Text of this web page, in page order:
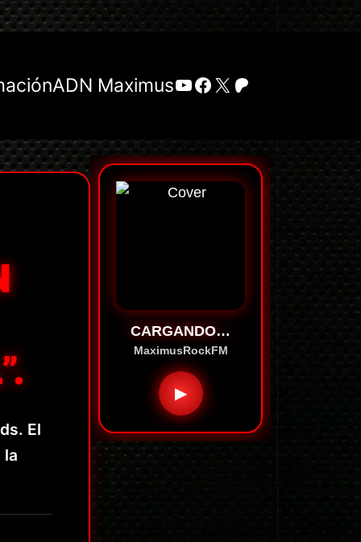
ADN MaximusYouTube
Facebook
X Patreon
El
la
CARGANDO…
MaximusRockFM
▶